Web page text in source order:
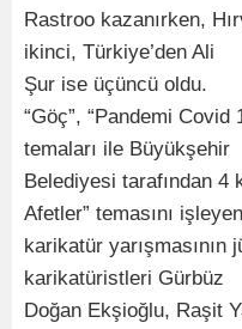
Rastroo kazanırken,
ikinci, Türkiye’den Ali
Şur ise üçüncü oldu.
“Göç”, “Pandemi Covid
temaları ile Büyükşehir
Belediyesi tarafından 4
Afetler” temasını işleyen
karikatür yarışmasının
karikatüristleri Gürbüz
Doğan Ekşioğlu, Raşit